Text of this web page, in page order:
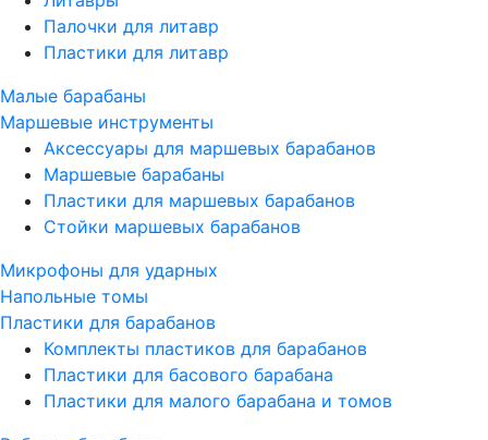
Палочки для литавр
Пластики для литавр
Малые барабаны
Маршевые инструменты
Аксессуары для маршевых барабанов
Маршевые барабаны
Пластики для маршевых барабанов
Стойки маршевых барабанов
Микрофоны для ударных
Напольные томы
Пластики для барабанов
Комплекты пластиков для барабанов
Пластики для басового барабана
Пластики для малого барабана и томов